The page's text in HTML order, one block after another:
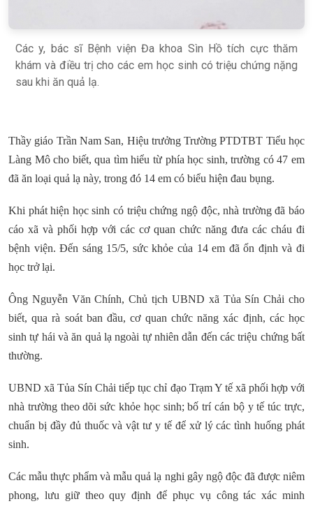
Các y, bác sĩ Bệnh viện Đa khoa Sìn Hồ tích cực thăm
khám và điều trị cho các em học sinh có triệu chứng nặng
sau khi ăn quả lạ.
Thầy giáo Trần Nam San, Hiệu trưởng Trường PTDTBT Tiểu học
Làng Mô cho biết, qua tìm hiểu từ phía học sinh, trường có 47 em
đã ăn loại quả lạ này, trong đó 14 em có biểu hiện đau bụng.
Khi phát hiện học sinh có triệu chứng ngộ độc, nhà trường đã báo
cáo xã và phối hợp với các cơ quan chức năng đưa các cháu đi
bệnh viện. Đến sáng 15/5, sức khỏe của 14 em đã ổn định và đi
học trở lại.
Ông Nguyễn Văn Chính, Chủ tịch UBND xã Tủa Sín Chải cho
biết, qua rà soát ban đầu, cơ quan chức năng xác định, các học
sinh tự hái và ăn quả lạ ngoài tự nhiên dẫn đến các triệu chứng bất
thường.
UBND xã Tủa Sín Chải tiếp tục chỉ đạo Trạm Y tế xã phối hợp với
nhà trường theo dõi sức khỏe học sinh; bố trí cán bộ y tế túc trực,
chuẩn bị đầy đủ thuốc và vật tư y tế để xử lý các tình huống phát
sinh.
Các mẫu thực phẩm và mẫu quả lạ nghi gây ngộ độc đã được niêm
phong, lưu giữ theo quy định để phục vụ công tác xác minh